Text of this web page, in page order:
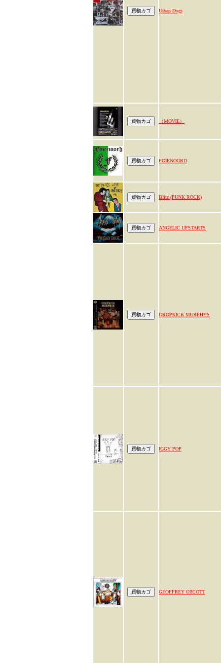
Urban Dogs
（MOVIE）
FOIENOORD
Blitz (PUNK ROCK)
ANGELIC UPSTARTS
DROPKICK MURPHYS
IGGY POP
GEOFFREY OI!COTT